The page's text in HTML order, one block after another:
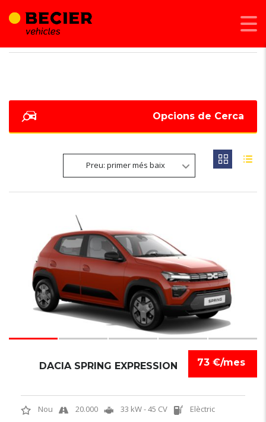
Opcions de Cerca
Preu: primer més baix
73 €/mes
DACIA SPRING EXPRESSION
Nou 20.000 33 kW - 45 CV Elèctric